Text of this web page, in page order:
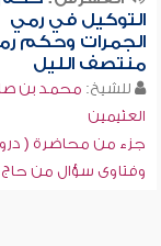
التوكيل في رمي
الجمرات وحكم
منتصف الليل
للشيخ: محمد بن
العثيمين
جزء من محاضرة (
وفتاوى سؤال من حاج